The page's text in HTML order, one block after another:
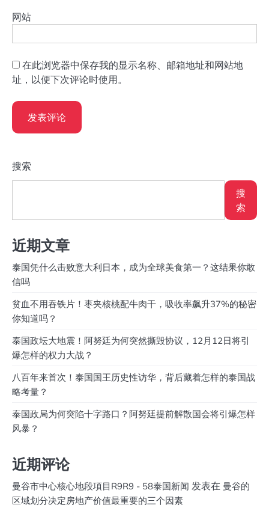
网站
在此浏览器中保存我的显示名称、邮箱地址和网站地
址，以便下次评论时使用。
搜索
搜
索
近期文章
泰国凭什么击败意大利日本，成为全球美食第一？这结果你敢
信吗
贫血不用吞铁片！枣夹核桃配牛肉干，吸收率飙升37%的秘密
你知道吗？
泰国政坛大地震！阿努廷为何突然撕毁协议，12月12日将引
爆怎样的权力大战？
八百年来首次！泰国国王历史性访华，背后藏着怎样的泰国战
略考量？
泰国政局为何突陷十字路口？阿努廷提前解散国会将引爆怎样
风暴？
近期评论
曼谷市中心核心地段項目R9R9 - 58泰国新闻 发表在 曼谷的
区域划分决定房地产价值最重要的三个因素